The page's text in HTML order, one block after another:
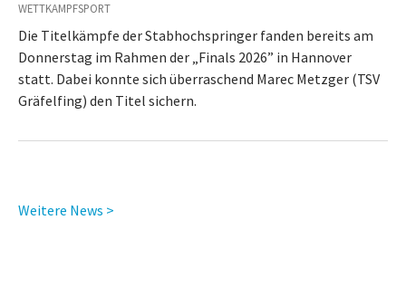
WETTKAMPFSPORT
Die Titelkämpfe der Stabhochspringer fanden bereits am
Donnerstag im Rahmen der „Finals 2026” in Hannover
statt. Dabei konnte sich überraschend Marec Metzger (TSV
Gräfelfing) den Titel sichern.
Weitere News >